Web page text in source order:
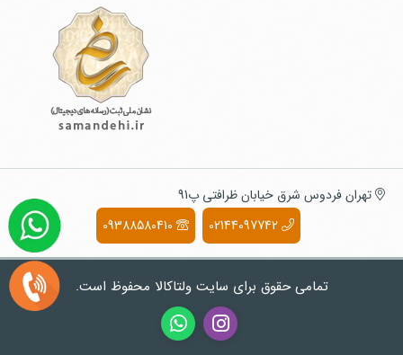
تهران فردوس شرق خیابان ظرافتی پ91
02144097742
09388580410
تمامی حقوق برای سایت ولتاکالا محفوظ است.